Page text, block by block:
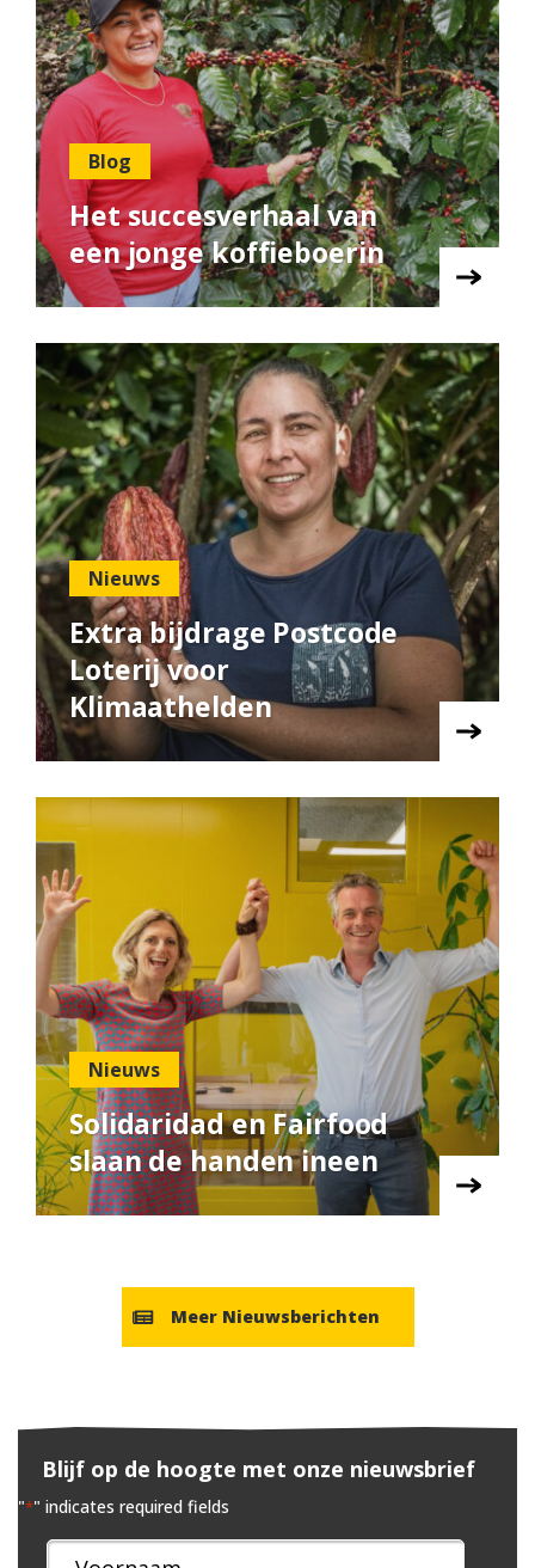
Blog
Het succesverhaal van
een jonge koffieboerin
Nieuws
Extra bijdrage Postcode
Loterij voor
Klimaathelden
Nieuws
Solidaridad en Fairfood
slaan de handen ineen
Meer Nieuwsberichten
Blijf op de hoogte met onze nieuwsbrief
"*" indicates required fields
Naam